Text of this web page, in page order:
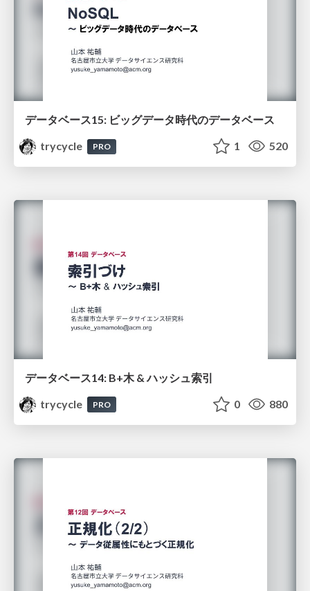
データベース15: ビッグデータ時代のデータベース
trycycle
PRO 1 520
データベース14: B+木 & ハッシュ索引
trycycle
PRO 0 880